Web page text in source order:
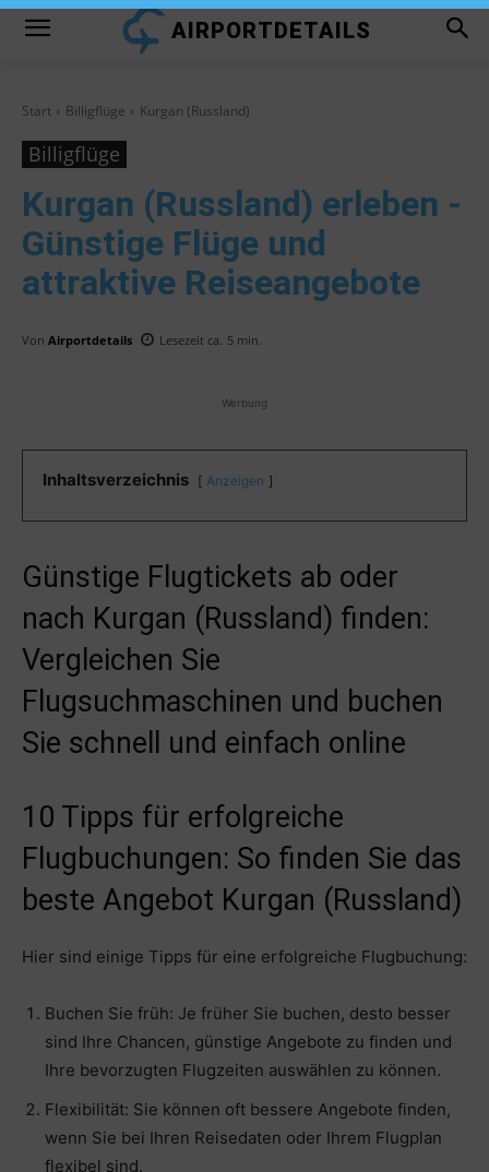
AIRPORTDETAILS
Start Billigflüge Kurgan (Russland)
Billigflüge
Kurgan (Russland) erleben -
Günstige Flüge und
attraktive Reiseangebote
Von Airportdetails Lesezeit ca. 5 min.
Werbung
Inhaltsverzeichnis Anzeigen
Günstige Flugtickets ab oder
nach Kurgan (Russland) finden:
Vergleichen Sie
Flugsuchmaschinen und buchen
Sie schnell und einfach online
10 Tipps für erfolgreiche
Flugbuchungen: So finden Sie das
beste Angebot Kurgan (Russland)
Hier sind einige Tipps für eine erfolgreiche Flugbuchung:
Buchen Sie früh: Je früher Sie buchen, desto besser
sind Ihre Chancen, günstige Angebote zu finden und
Ihre bevorzugten Flugzeiten auswählen zu können.
Flexibilität: Sie können oft bessere Angebote finden,
wenn Sie bei Ihren Reisedaten oder Ihrem Flugplan
flexibel sind.